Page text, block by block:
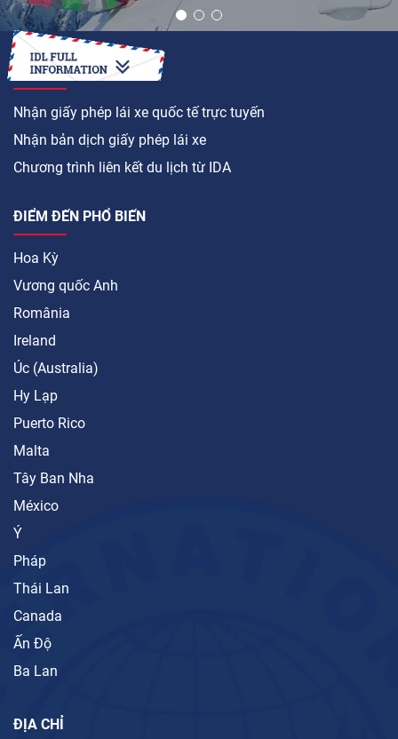
LÀM CÁCH NÀO ĐỂ
Nhận giấy phép lái xe quốc tế trực tuyến
Nhận bản dịch giấy phép lái xe
Chương trình liên kết du lịch từ IDA
ĐIỂM ĐẾN PHỔ BIẾN
Hoa Kỳ
Vương quốc Anh
România
Ireland
Úc (Australia)
Hy Lạp
Puerto Rico
Malta
Tây Ban Nha
México
Ý
Pháp
Thái Lan
Canada
Ấn Độ
Ba Lan
ĐỊA CHỈ